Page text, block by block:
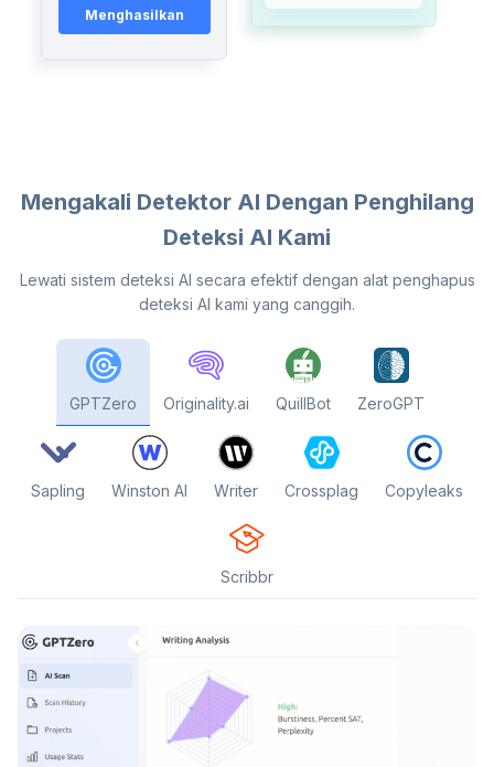
Menghasilkan
Mengakali Detektor AI Dengan Penghilang
Deteksi AI Kami
Lewati sistem deteksi AI secara efektif dengan alat penghapus
deteksi AI kami yang canggih.
GPTZero Originality.ai QuillBot ZeroGPT
Sapling Winston AI Writer Crossplag Copyleaks
Scribbr